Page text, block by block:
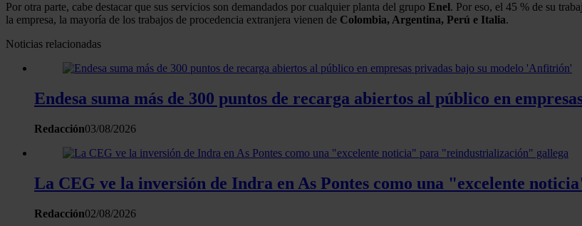
Por otra parte, cabe destacar que sus servicios son demandados por cualquier planta del grupo Enel. Por eso, el 45 % de su
la empresa, la mayoría de los trabajos de procedencia extranjera vienen de Colombia, Argentina, Perú e Italia.
Noticias relacionadas
Endesa suma más de 300 puntos de recarga abiertos al público en
Redacción03/08/2026
La CEG ve la inversión de Indra en As Pontes como una "excelente
Redacción02/08/2026